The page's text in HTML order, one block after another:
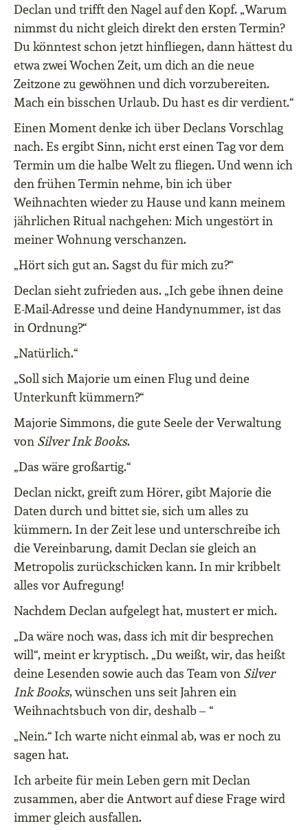
Declan und trifft den Nagel auf den Kopf. „Warum
nimmst du nicht gleich direkt den ersten Termin?
Du könntest schon jetzt hinfliegen, dann hättest du
etwa zwei Wochen Zeit, um dich an die neue
Zeitzone zu gewöhnen und dich vorzubereiten.
Mach ein bisschen Urlaub. Du hast es dir verdient.“
Einen Moment denke ich über Declans Vorschlag
nach. Es ergibt Sinn, nicht erst einen Tag vor dem
Termin um die halbe Welt zu fliegen. Und wenn ich
den frühen Termin nehme, bin ich über
Weihnachten wieder zu Hause und kann meinem
jährlichen Ritual nachgehen: Mich ungestört in
meiner Wohnung verschanzen.
„Hört sich gut an. Sagst du für mich zu?“
Declan sieht zufrieden aus. „Ich gebe ihnen deine
E-Mail-Adresse und deine Handynummer, ist das
in Ordnung?“
„Natürlich.“
„Soll sich Majorie um einen Flug und deine
Unterkunft kümmern?“
Majorie Simmons, die gute Seele der Verwaltung
von Silver Ink Books.
„Das wäre großartig.“
Declan nickt, greift zum Hörer, gibt Majorie die
Daten durch und bittet sie, sich um alles zu
kümmern. In der Zeit lese und unterschreibe ich
die Vereinbarung, damit Declan sie gleich an
Metropolis zurückschicken kann. In mir kribbelt
alles vor Aufregung!
Nachdem Declan aufgelegt hat, mustert er mich.
„Da wäre noch was, dass ich mit dir besprechen
will“, meint er kryptisch. „Du weißt, wir, das heißt
deine Lesenden sowie auch das Team von Silver
Ink Books, wünschen uns seit Jahren ein
Weihnachtsbuch von dir, deshalb– “
„Nein.“ Ich warte nicht einmal ab, was er noch zu
sagen hat.
Ich arbeite für mein Leben gern mit Declan
zusammen, aber die Antwort auf diese Frage wird
immer gleich ausfallen.